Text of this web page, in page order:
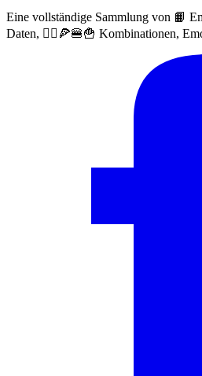
Eine vollständige Sammlung von 📙
Daten, 🙅‍♀️🍕🍔🍟 Kombinationen,